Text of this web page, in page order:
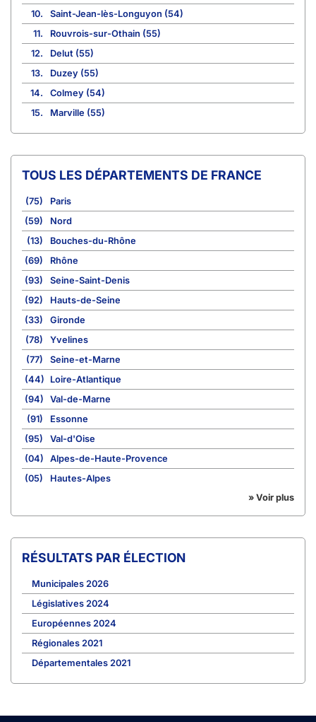
10.
Saint-Jean-lès-Longuyon (54)
11.
Rouvrois-sur-Othain (55)
12.
Delut (55)
13.
Duzey (55)
14.
Colmey (54)
15.
Marville (55)
TOUS LES DÉPARTEMENTS DE FRANCE
(75)
Paris
(59)
Nord
(13)
Bouches-du-Rhône
(69)
Rhône
(93)
Seine-Saint-Denis
(92)
Hauts-de-Seine
(33)
Gironde
(78)
Yvelines
(77)
Seine-et-Marne
(44)
Loire-Atlantique
(94)
Val-de-Marne
(91)
Essonne
(95)
Val-d'Oise
(04)
Alpes-de-Haute-Provence
(05)
Hautes-Alpes
» Voir plus
RÉSULTATS PAR ÉLECTION
Municipales 2026
Législatives 2024
Européennes 2024
Régionales 2021
Départementales 2021